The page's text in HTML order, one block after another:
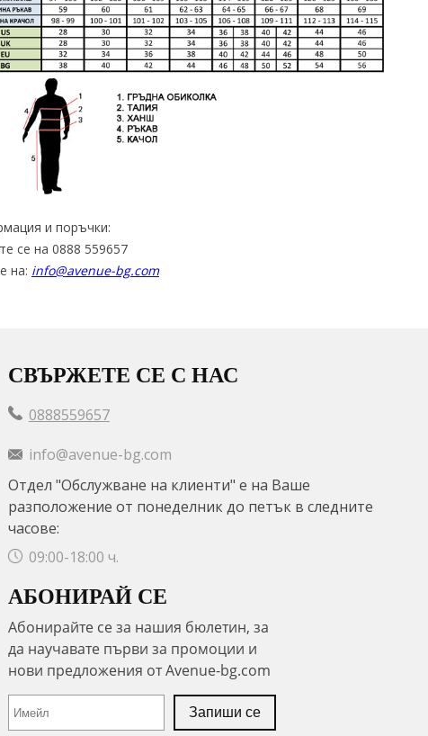
и поръчки:
се на 0888 559657
на: info@avenue-bg.com
СВЪРЖЕТЕ СЕ С НАС
0888559657
info@avenue-bg.com
Отдел "Обслужване на клиенти" е на Ваше
разположение от понеделник до петък в следните
часове:
09:00-18:00 ч.
АБОНИРАЙ СЕ